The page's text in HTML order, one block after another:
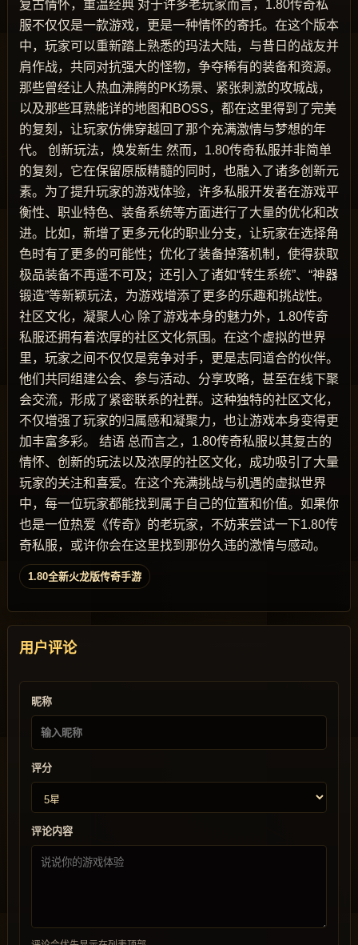
复古情怀，重温经典 对于许多老玩家而言，1.80传奇私
服不仅仅是一款游戏，更是一种情怀的寄托。在这个版本
中，玩家可以重新踏上熟悉的玛法大陆，与昔日的战友并
肩作战，共同对抗强大的怪物，争夺稀有的装备和资源。
那些曾经让人热血沸腾的PK场景、紧张刺激的攻城战，
以及那些耳熟能详的地图和BOSS，都在这里得到了完美
的复刻，让玩家仿佛穿越回了那个充满激情与梦想的年
代。 创新玩法，焕发新生 然而，1.80传奇私服并非简单
的复刻，它在保留原版精髓的同时，也融入了诸多创新元
素。为了提升玩家的游戏体验，许多私服开发者在游戏平
衡性、职业特色、装备系统等方面进行了大量的优化和改
进。比如，新增了更多元化的职业分支，让玩家在选择角
色时有了更多的可能性；优化了装备掉落机制，使得获取
极品装备不再遥不可及；还引入了诸如“转生系统”、“神器
锻造”等新颖玩法，为游戏增添了更多的乐趣和挑战性。
社区文化，凝聚人心 除了游戏本身的魅力外，1.80传奇
私服还拥有着浓厚的社区文化氛围。在这个虚拟的世界
里，玩家之间不仅仅是竞争对手，更是志同道合的伙伴。
他们共同组建公会、参与活动、分享攻略，甚至在线下聚
会交流，形成了紧密联系的社群。这种独特的社区文化，
不仅增强了玩家的归属感和凝聚力，也让游戏本身变得更
加丰富多彩。 结语 总而言之，1.80传奇私服以其复古的
情怀、创新的玩法以及浓厚的社区文化，成功吸引了大量
玩家的关注和喜爱。在这个充满挑战与机遇的虚拟世界
中，每一位玩家都能找到属于自己的位置和价值。如果你
也是一位热爱《传奇》的老玩家，不妨来尝试一下1.80传
奇私服，或许你会在这里找到那份久违的激情与感动。
1.80全新火龙版传奇手游
用户评论
昵称
评分
评论内容